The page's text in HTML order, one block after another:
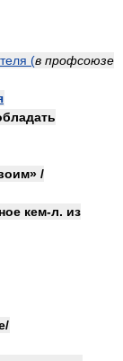
(в профсоюзе
/
кем-л. из